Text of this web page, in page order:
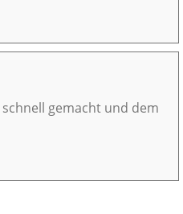
gemacht und dem